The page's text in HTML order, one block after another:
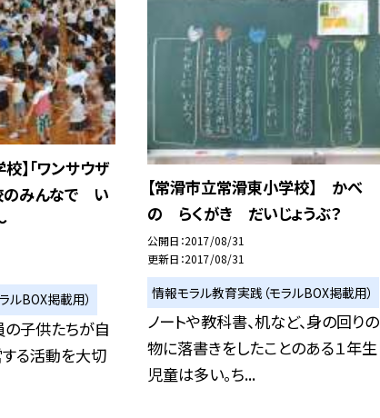
】「ワンサウザ
のみんなで い
ルBOX掲載用）
の子供たちが自
る活動を大切
【常滑市立常滑東小学校】 かべ
の らくがき だいじょうぶ？
公開日 2017/08/31
更新日 2017/08/31
情報モラル教育実践（モラルBOX掲載用）
ノートや教科書、机など、身の回りの
物に落書きをしたことのある１年生
児童は多い。ち...